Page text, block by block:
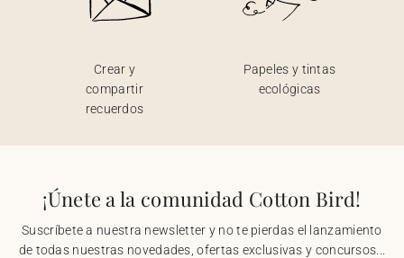
Crear y
compartir
recuerdos
Papeles y tintas
ecológicas
¡Únete a la comunidad Cotton Bird!
Suscríbete a nuestra newsletter y no te pierdas el lanzamiento
de todas nuestras novedades, ofertas exclusivas y concursos...